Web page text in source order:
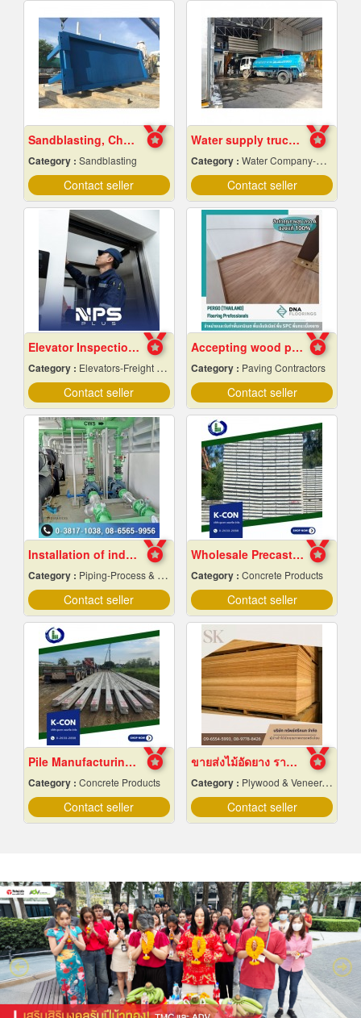
Sandblasting, Chonburi
Category : Sandblasting
Contact seller
Water supply trucks near me
Category : Water Company-Bulk
Contact seller
Elevator Inspection and Maintenance Services
Category : Elevators-Freight & Passenger
Contact seller
Accepting wood pattern rubber tile flooring
Category : Paving Contractors
Contact seller
Installation of industrial piping work
Category : Piping-Process & Industrial
Contact seller
Wholesale Precast Concrete Slabs, Samut Prakan
Category : Concrete Products
Contact seller
Pile Manufacturing Factory, Samut Prakan
Category : Concrete Products
Contact seller
ขายส่งไม้อัดยาง ราคาถูก
Category : Plywood & Veneer-Dealers
Contact seller